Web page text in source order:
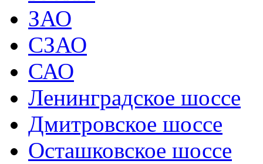
ЗАО
СЗАО
САО
Ленинградское шоссе
Дмитровское шоссе
Осташковское шоссе